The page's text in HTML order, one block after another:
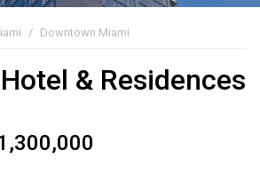
Downtown Miami
& Residences